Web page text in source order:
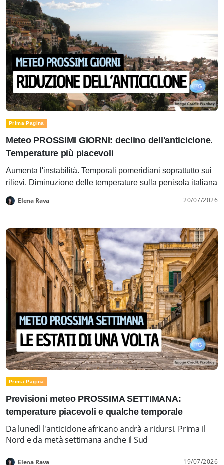
Prima Pagina
Meteo PROSSIMI GIORNI: declino dell'anticiclone.
Temperature più piacevoli
Aumenta l'instabilità. Temporali pomeridiani soprattutto sui
rilievi. Diminuzione delle temperature sulla penisola italiana
Elena Rava 20/07/2026
Prima Pagina
Previsioni meteo PROSSIMA SETTIMANA:
temperature piacevoli e qualche temporale
Da lunedì l'anticiclone africano andrà a ridursi. Prima il
Nord e da metà settimana anche il Sud
Elena Rava 19/07/2026